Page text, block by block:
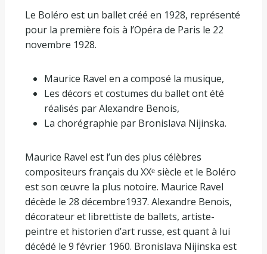
Le Boléro est un ballet créé en 1928, représenté
pour la première fois à l’Opéra de Paris le 22
novembre 1928.
Maurice Ravel en a composé la musique,
Les décors et costumes du ballet ont été
réalisés par Alexandre Benois,
La chorégraphie par Bronislava Nijinska.
Maurice Ravel est l’un des plus célèbres
compositeurs français du XXᵉ siècle et le Boléro
est son œuvre la plus notoire. Maurice Ravel
décède le 28 décembre1937. Alexandre Benois,
décorateur et librettiste de ballets, artiste-
peintre et historien d’art russe, est quant à lui
décédé le 9 février 1960. Bronislava Nijinska est